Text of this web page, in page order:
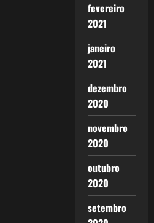
fevereiro
2021
janeiro
2021
dezembro
2020
novembro
2020
outubro
2020
setembro